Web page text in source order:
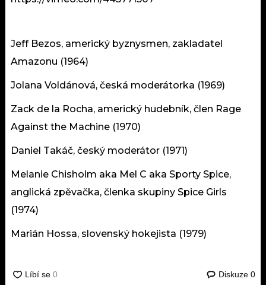
Jeff Bezos, americký byznysmen, zakladatel
Amazonu (1964)
Jolana Voldánová, česká moderátorka (1969)
Zack de la Rocha, americký hudebník, člen Rage
Against the Machine (1970)
Daniel Takáč, český moderátor (1971)
Melanie Chisholm aka Mel C aka Sporty Spice,
anglická zpěvačka, členka skupiny Spice Girls
(1974)
Marián Hossa, slovenský hokejista (1979)
Diskuze 0